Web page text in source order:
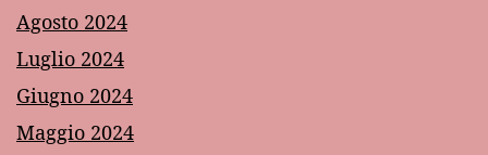
Agosto 2024
Luglio 2024
Giugno 2024
Maggio 2024